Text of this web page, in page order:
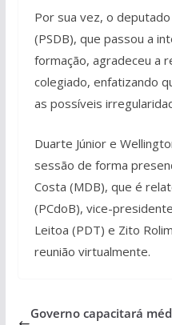
Por sua vez, o
(PSDB), que passou a
formação, agradeceu a
colegiado, enfatizando
as possíveis
Duarte Júnior e
sessão de forma
Costa (MDB), que é
(PCdoB), vice-
Leitoa (PDT) e Zito
reunião virtualmente.
Governo capacitará